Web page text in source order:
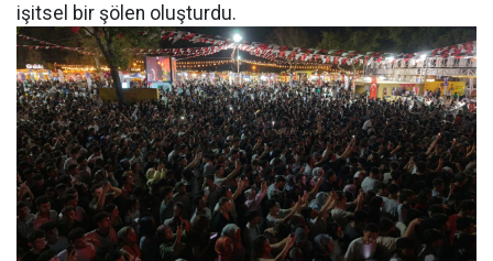
işitsel bir şölen oluşturdu.